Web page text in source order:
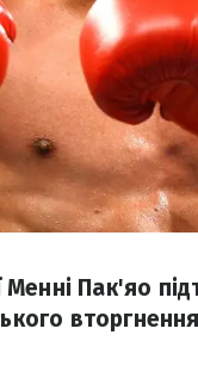
Менні Пак'яо